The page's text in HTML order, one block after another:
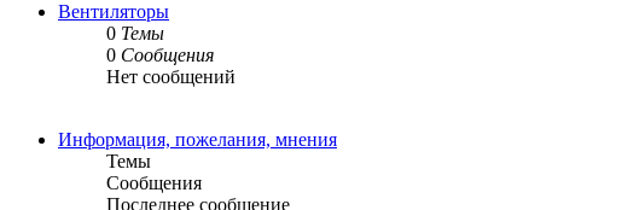
Вентиляторы
0 Темы
0 Сообщения
Нет сообщений
Информация, пожелания, мнения
Темы
Сообщения
Последнее сообщение